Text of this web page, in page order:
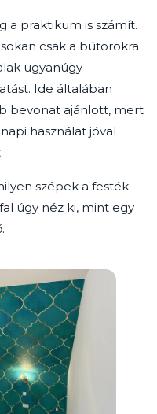
a praktikum is számít.
csak a bútorokra
ugyanúgy
Ide általában
bevonat ajánlott, mert
használat jóval
szépek a festék
úgy néz ki, mint egy